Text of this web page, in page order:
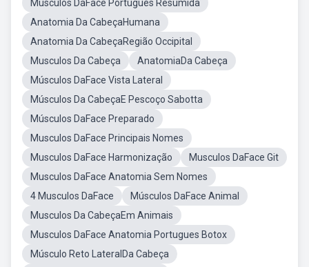
Musculos DaFace Portugues Resumida
Anatomia Da CabeçaHumana
Anatomia Da CabeçaRegião Occipital
Musculos Da Cabeça
AnatomiaDa Cabeça
Músculos DaFace Vista Lateral
Músculos Da CabeçaE Pescoço Sabotta
Músculos DaFace Preparado
Musculos DaFace Principais Nomes
Musculos DaFace Harmonização
Musculos DaFace Git
Musculos DaFace Anatomia Sem Nomes
4 Musculos DaFace
Músculos DaFace Animal
Musculos Da CabeçaEm Animais
Musculos DaFace Anatomia Portugues Botox
Músculo Reto LateralDa Cabeça